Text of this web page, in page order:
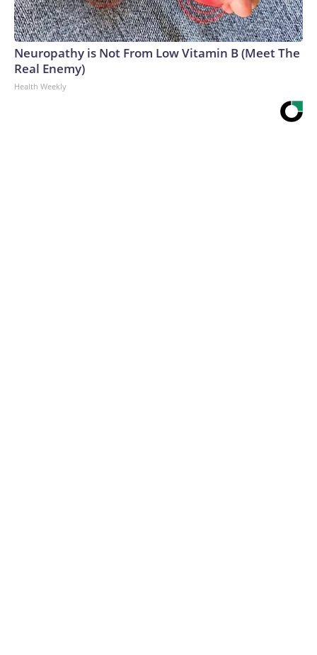
Neuropathy is Not From Low Vitamin B (Meet The
Real Enemy)
Health Weekly